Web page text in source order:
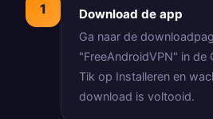
1 Download de app
Ga naar de
"FreeAndroidVPN" in de
Tik op Installeren en
download is voltooid.